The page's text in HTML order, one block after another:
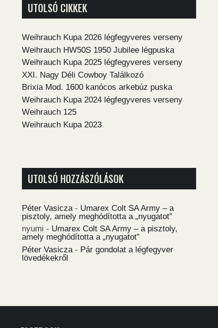
UTOLSÓ CIKKEK
Weihrauch Kupa 2026 légfegyveres verseny
Weihrauch HW50S 1950 Jubilee légpuska
Weihrauch Kupa 2025 légfegyveres verseny
XXI. Nagy Déli Cowboy Találkozó
Brixia Mod. 1600 kanócos arkebúz puska
Weihrauch Kupa 2024 légfegyveres verseny
Weihrauch 125
Weihrauch Kupa 2023
UTOLSÓ HOZZÁSZÓLÁSOK
Péter Vasicza - Umarex Colt SA Army – a
pisztoly, amely meghódította a „nyugatot”
nyumi - Umarex Colt SA Army – a pisztoly,
amely meghódította a „nyugatot”
Péter Vasicza - Pár gondolat a légfegyver
lövedékekről